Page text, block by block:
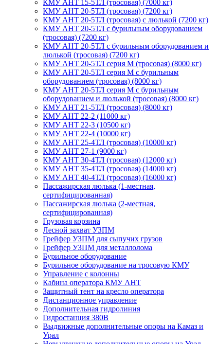
КМУ АНТ 15-5ТЛ (тросовая) (7000 кг)
КМУ АНТ 20-5ТЛ (тросовая) (7200 кг)
КМУ АНТ 20-5ТЛ (тросовая) с люлькой (7200 кг)
КМУ АНТ 20-5ТЛ с бурильным оборудованием
(тросовая) (7200 кг)
КМУ АНТ 20-5ТЛ с бурильным оборудованием и
люлькой (тросовая) (7200 кг)
КМУ АНТ 20-5ТЛ серия М (тросовая) (8000 кг)
КМУ АНТ 20-5ТЛ серия М с бурильным
оборудованием (тросовая) (8000 кг)
КМУ АНТ 20-5ТЛ серия М с бурильным
оборудованием и люлькой (тросовая) (8000 кг)
КМУ АНТ 21-5ТЛ (тросовая) (8000 кг)
КМУ АНТ 22-2 (11000 кг)
КМУ АНТ 22-3 (10500 кг)
КМУ АНТ 22-4 (10000 кг)
КМУ АНТ 25-4ТЛ (тросовая) (10000 кг)
КМУ АНТ 27-1 (9000 кг)
КМУ АНТ 30-4ТЛ (тросовая) (12000 кг)
КМУ АНТ 35-4ТЛ (тросовая) (14000 кг)
КМУ АНТ 40-4ТЛ (тросовая) (16000 кг)
Пассажирская люлька (1-местная,
сертифицированная)
Пассажирская люлька (2-местная,
сертифицированная)
Грузовая корзина
Лесной захват УЗПМ
Грейфер УЗПМ для сыпучих грузов
Грейфер УЗПМ для металлолома
Бурильное оборудование
Бурильное оборудование на тросовую КМУ
Управление с колонны
Кабина оператора КМУ АНТ
Защитный тент на кресло оператора
Дистанционное управление
Дополнительная гидролиния
Гидростанция 380В
Выдвижные дополнительные опоры на Камаз и
Урал